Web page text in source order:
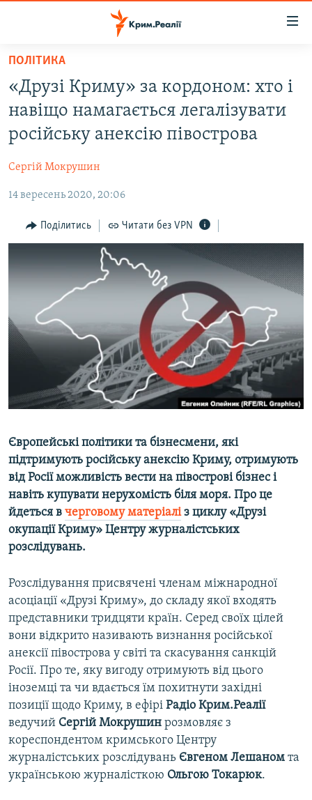
Перейти
основного
матеріалу
Перейти
до
основної
навігації
Перейти
пошуку
ВОДА.КРИМ
ВІДЕО ТА ФОТО
БЛОГИ
ПОГЛЯД
ІНТЕРВ'Ю
СПЕЦПРОЕКТИ
ДЕПОРТАЦІЯ
ВІДЕОУРОКИ «ELIFBE»
СВІДЧЕННЯ ОКУПАЦІЇ
УКРАЇНСЬКА ПРОБЛЕМА КРИМУ
ІНФОГРАФІКА
ЯК ОБІЙТИ БЛОКУВАННЯ
Русский
ДОЛУЧАЙСЯ!
Усі сайти RFE/RL
ПОЛІТИКА
«Друзі Криму» за кордоном: хто і
навіщо намагається легалізувати
російську анексію півострова
Сергій Мокрушин
14 вересень 2020, 20:06
Поділитись Читати без VPN
Європейські політики та бізнесмени, які
підтримують російську анексію Криму, отримують
від Росії можливість вести на півострові бізнес і
навіть купувати нерухомість біля моря. Про це
йдеться в черговому матеріаліз циклу «Друзі
окупації Криму» Центру журналістських
розслідувань.
Розслідування присвячені членам міжнародної
асоціації «Друзі Криму», до складу якої входять
представники тридцяти країн. Серед своїх цілей
вони відкрито називають визнання російської
анексії півострова у світі та скасування санкцій
Росії. Про те, яку вигоду отримують від цього
іноземці та чи вдається їм похитнути західні
позиції щодо Криму, в ефірі Радіо Крим.Реалії
ведучий Сергій Мокрушин розмовляє з
кореспондентом кримського Центру
журналістських розслідувань Євгеном Лешаном та
українською журналісткою Ольгою Токарюк.